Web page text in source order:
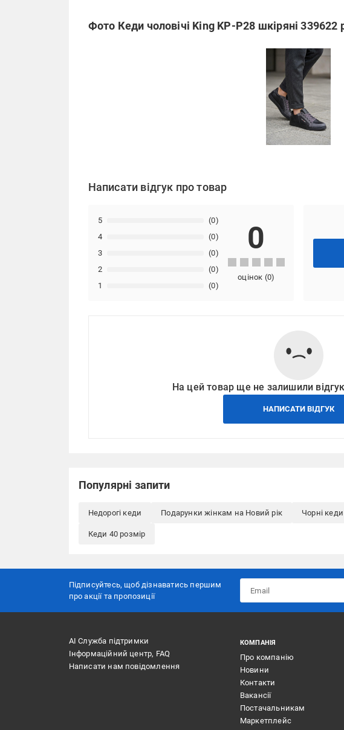
Фото Кеди чоловічі King KP-P28 шкіряні
Написати відгук про товар
1 (0)
2 (0)
3 (0)
4 (0)
5 (0)
0
оцінок (0)
На цей товар ще не залишили
НАПИСАТИ ВІДГУК
Популярні запити
Недорогі кеди Подарунки жінкам на Новий рік Чорні кеди
Кеди 40 розмір
Підписуйтесь, щоб дізнаватись першим
про акції та пропозиції
АІ Служба підтримки
Інформаційний центр, FAQ
Написати нам повідомлення
КОМПАНІЯ
Про компанію
Новини
Контакти
Вакансії
Постачальникам
Маркетплейс